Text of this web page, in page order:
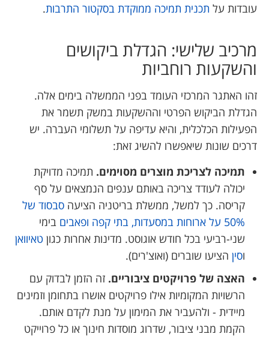
עובדות על תכנית תמיכה ממוקדת בסקטור התרבות.
מרכיב שלישי: הגדלת ביקושים
והשקעות רוחביות
זהו האתגר המרכזי העומד בפני הממשלה בימים אלה.
הגדלת הביקוש הפרטי וההשקעות במשק תשמר את
הפעילות הכלכלית, והיא עדיפה על תשלומי העברה. יש
דרכים שונות שיאפשרו להשיג זאת:
תמיכה לצריכת מוצרים מסוימים. תמיכה מדויקת
יכולה לעודד צריכה באותם ענפים הנמצאים על סף
קריסה. כך למשל, ממשלת בריטניה הציעה סבסוד של
50% על ארוחות במסעדות, בתי קפה ופאבים
בימי
שני-רביעי בכל חודש אוגוסט. מדינות אחרות כגון טאיוואן
וסין הציעו שוברים (ואוצ'רים).
האצה של פרויקטים ציבוריים. זה הזמן לבדוק עם
הרשויות המקומיות אילו פרויקטים אושרו בתחומן וזמינים
מיידית - ולהעביר את המימון על מנת לקדם אותם.
הקמת מבני ציבור, שדרוג מוסדות חינוך או כל פרוייקט